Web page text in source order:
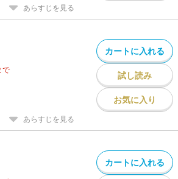
あらすじを見る
で
カートに入れる
試し読み
お気に入り
あらすじを見る
カートに入れる